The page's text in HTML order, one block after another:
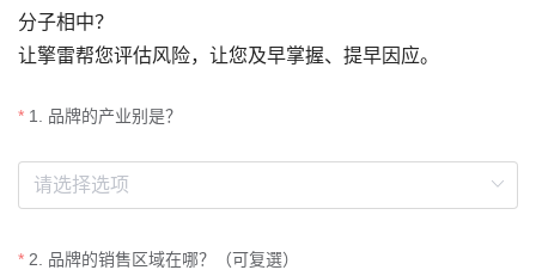
分子相中？
让擎雷帮您评估风险，让您及早掌握、提早因应。
1. 品牌的产业别是？
2. 品牌的销售区域在哪？（可复選）